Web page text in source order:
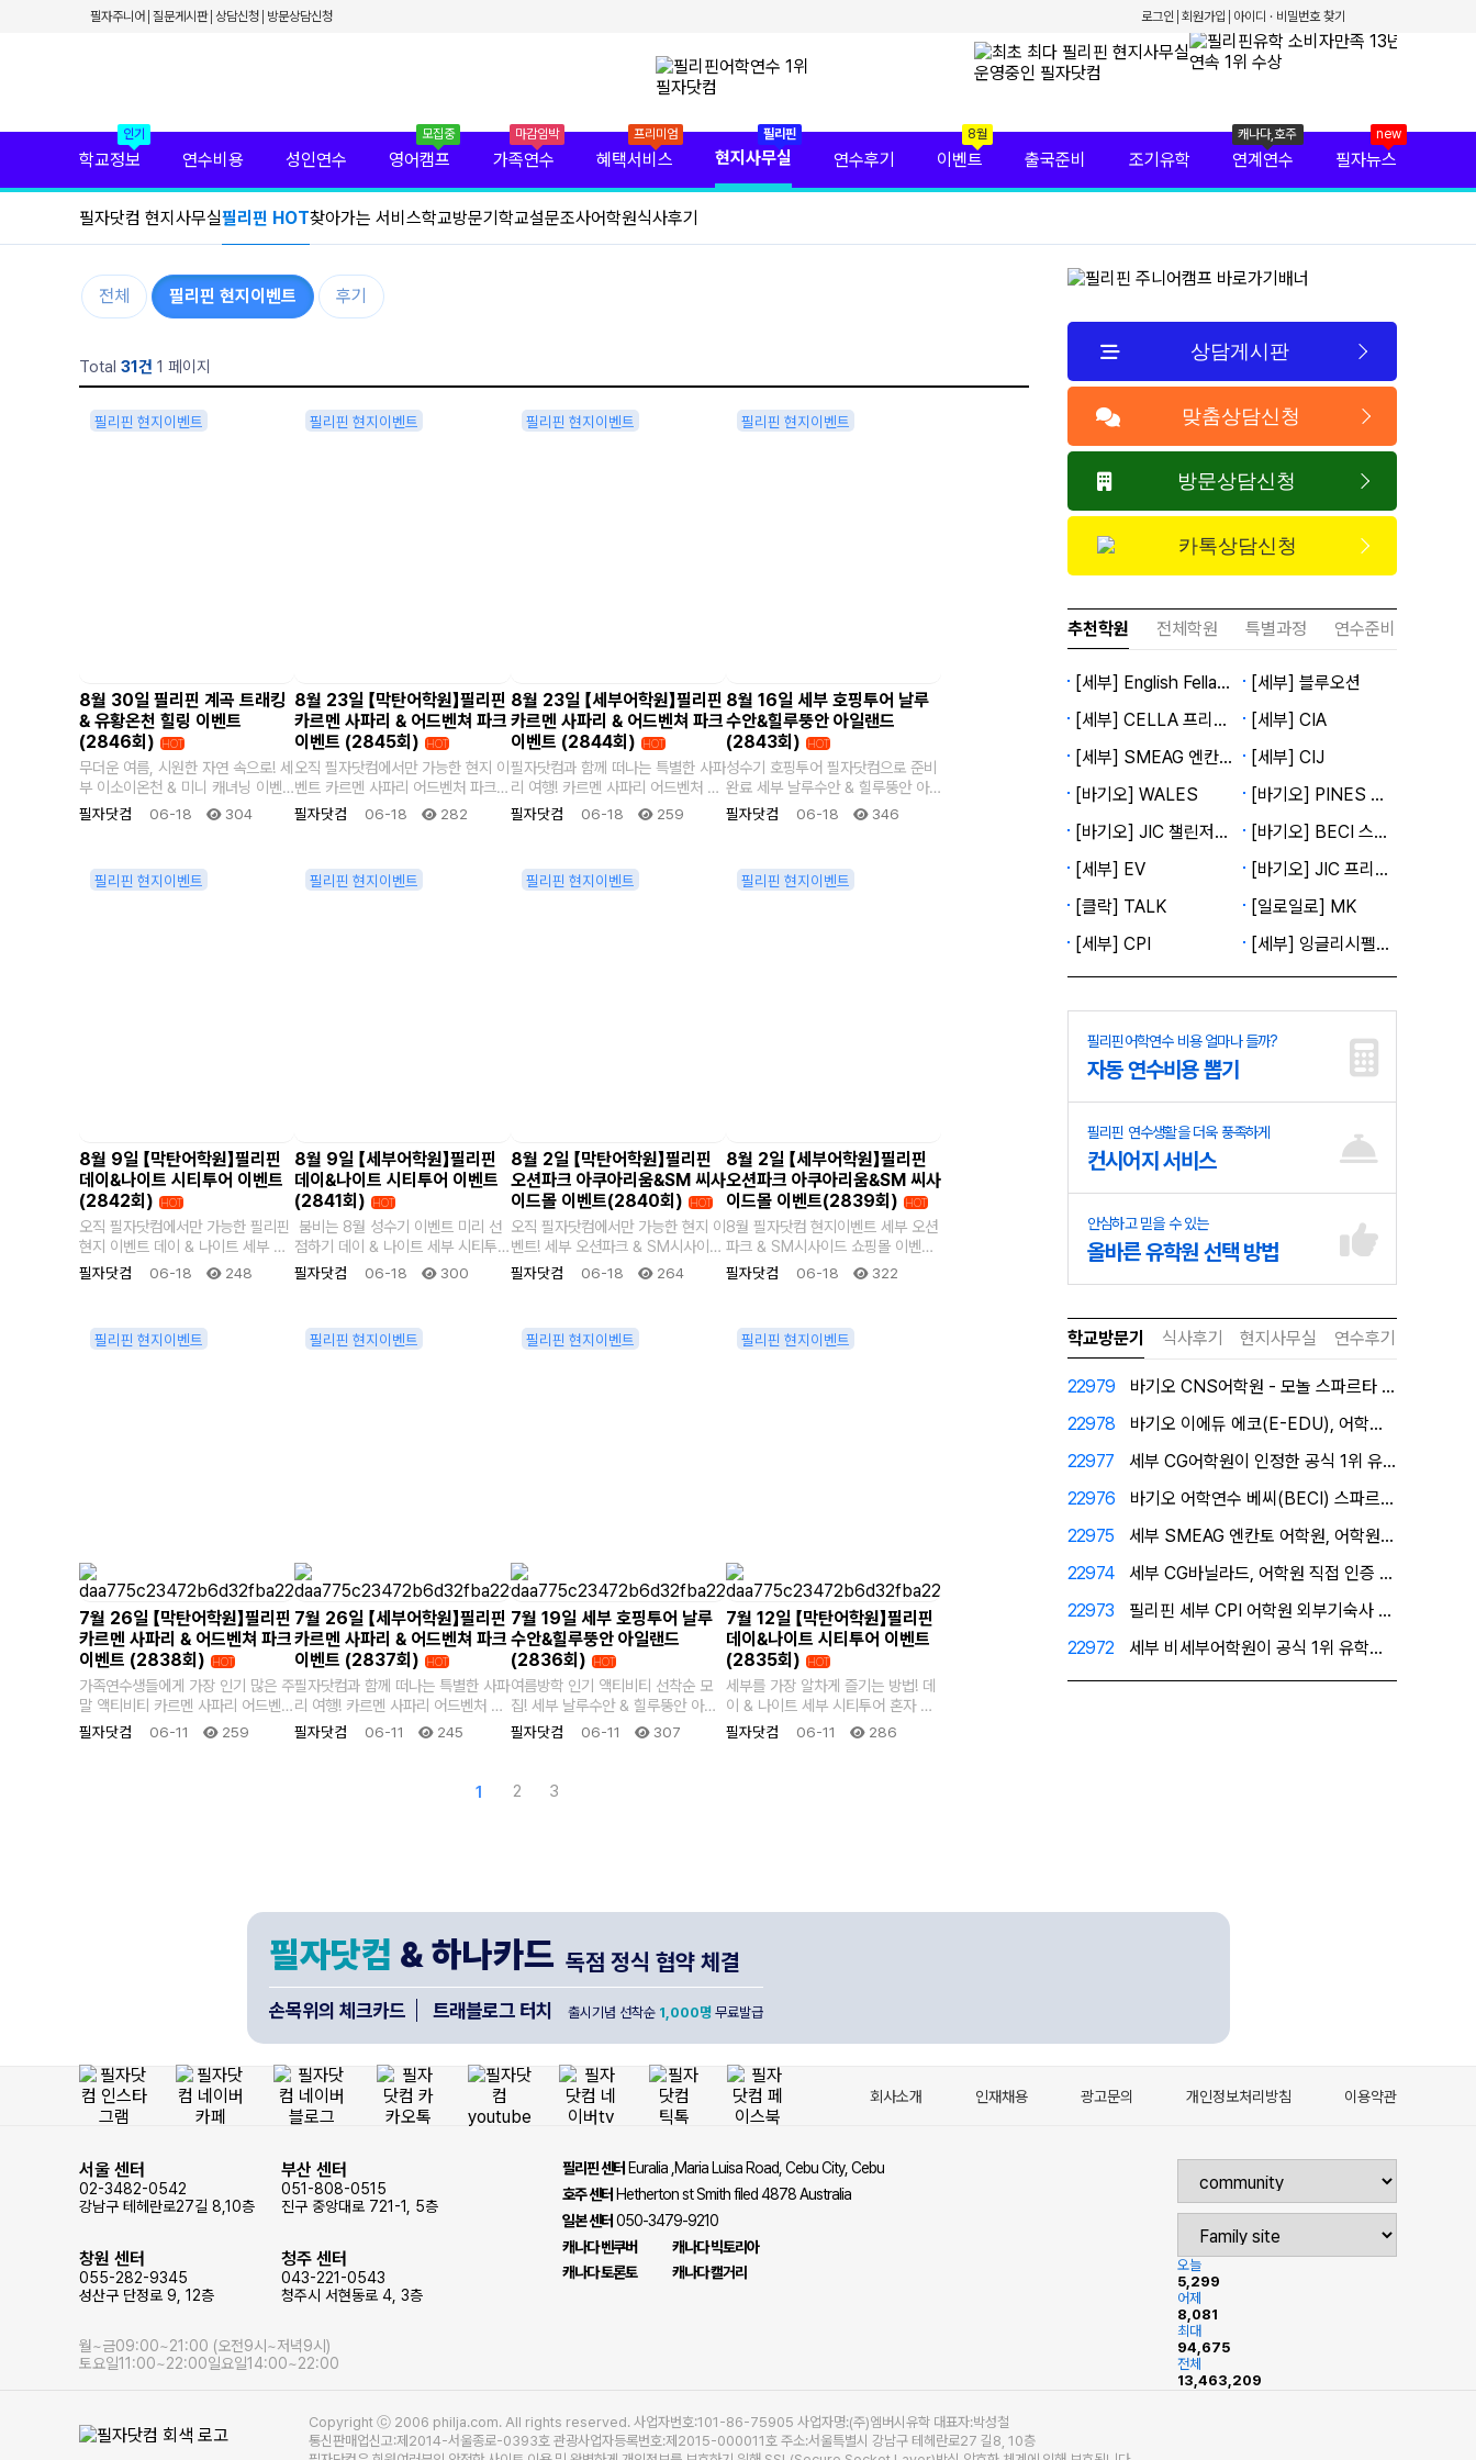
필자주니어 질문게시판 상담신청 방문상담신청 로그인 회원가입 아이디 · 비밀번호 찾기
필자닷컴 프리미엄 서비스
필자닷컴 현지 사무실
필자닷컴 이벤트
필리핀 출국준비
필리핀 조기유학
인기
학교정보 연수비용 성인연수
모집중
영어캠프
마감임박
가족연수
프리미엄
혜택서비스
필리핀
현지사무실 연수후기
8월
이벤트 출국준비 조기유학
캐나다,호주
연계연수
new
필자뉴스
필자닷컴 현지사무실필리핀 HOT찾아가는 서비스학교방문기학교설문조사어학원식사후기
전체 필리핀 현지이벤트 후기
Total 31건 1 페이지
필리핀 현지이벤트
8월 30일 필리핀 계곡 트래킹
& 유황온천 힐링 이벤트
(2846회)
HOT
무더운 여름, 시원한 자연 속으로! 세
부 이소이온천 & 미니 캐녀닝 이벤
트 세부 이소이 온천에서 즐기는 인
기..
필자닷컴 06-18 304
필리핀 현지이벤트
8월 23일 【막탄어학원】필리핀
카르멘 사파리 & 어드벤쳐 파크
이벤트 (2845회)
HOT
오직 필자닷컴에서만 가능한 현지 이
벤트 카르멘 사파리 어드벤처 파크
투어 기린, 얼룩말, 사자 등 다양한
동식물과 ..
필자닷컴 06-18 282
필리핀 현지이벤트
8월 23일 【세부어학원】필리핀
카르멘 사파리 & 어드벤쳐 파크
이벤트 (2844회) HOT
필자닷컴과 함께 떠나는 특별한 사파
리 여행! 카르멘 사파리 어드벤처 파
크 투어 세부에서 가장 유명한 동물
원 중 하나..
필자닷컴 06-18 259
필리핀 현지이벤트
8월 16일 세부 호핑투어 날루
수안&힐루뚱안 아일랜드
(2843회) HOT
성수기 호핑투어 필자닷컴으로 준비
완료 세부 날루수안 & 힐루뚱안 아
일랜드 호핑투어 필리핀 어학연수 중
꼭 한..
필자닷컴 06-18 346
필리핀 현지이벤트
8월 9일 【막탄어학원】필리핀
데이&나이트 시티투어 이벤트
(2842회)
HOT
오직 필자닷컴에서만 가능한 필리핀
현지 이벤트 데이 & 나이트 세부 시
티투어 유명 관광지, 맛집 거리, 전
망..
필자닷컴 06-18 248
필리핀 현지이벤트
8월 9일 【세부어학원】필리핀
데이&나이트 시티투어 이벤트
(2841회)
HOT
붐비는 8월 성수기 이벤트 미리 선
점하기 데이 & 나이트 세부 시티투
어 세부 역사투어와 ..
필자닷컴 06-18 300
필리핀 현지이벤트
8월 2일 【막탄어학원】필리핀
오션파크 아쿠아리움&SM 씨사
이드몰 이벤트(2840회) HOT
오직 필자닷컴에서만 가능한 현지 이
벤트! 세부 오션파크 & SM시사이드
쇼핑몰 이벤트 느긋한 세부 휴식을..
필자닷컴 06-18 264
필리핀 현지이벤트
8월 2일 【세부어학원】필리핀
오션파크 아쿠아리움&SM 씨사
이드몰 이벤트(2839회) HOT
8월 필자닷컴 현지이벤트 세부 오션
파크 & SM시사이드 쇼핑몰 이벤트
세부 오션파크에서 다양한 해양생물
을 만..
필자닷컴 06-18 322
필리핀 현지이벤트
7월 26일 【막탄어학원】필리핀
카르멘 사파리 & 어드벤쳐 파크
이벤트 (2838회)
HOT
가족연수생들에게 가장 인기 많은 주
말 액티비티 카르멘 사파리 어드벤처
파크 투어 세부 가족연수 중 꼭 가봐
야 할 명..
필자닷컴 06-11 259
필리핀 현지이벤트
7월 26일 【세부어학원】필리핀
카르멘 사파리 & 어드벤쳐 파크
이벤트 (2837회)
HOT
필자닷컴과 함께 떠나는 특별한 사파
리 여행! 카르멘 사파리 어드벤처 파
크 투어 필리핀 최대 규모의 카르멘
사파리에서..
필자닷컴 06-11 245
필리핀 현지이벤트
7월 19일 세부 호핑투어 날루
수안&힐루뚱안 아일랜드
(2836회) HOT
여름방학 인기 액티비티 선착순 모
집! 세부 날루수안 & 힐루뚱안 아일
랜드 호핑투어 세부 어학연수 중 가
장 인..
필자닷컴 06-11 307
필리핀 현지이벤트
7월 12일 【막탄어학원】필리핀
데이&나이트 시티투어 이벤트
(2835회) HOT
세부를 가장 알차게 즐기는 방법! 데
이 & 나이트 세부 시티투어 혼자 가
기 어려운 필리핀 세부 관광지와 전
망..
필자닷컴 06-11 286
1 2 3
상담게시판
맞춤상담신청
방문상담신청
카톡상담신청
추천학원 전체학원 특별과정 연수준비
[세부] English Fella 2캠퍼스
[세부] 블루오션
[세부] CELLA 프리미엄캠퍼스
[세부] CIA
[세부] SMEAG 엔칸토캠퍼스
[세부] CIJ
[바기오] WALES
[바기오] PINES 메인캠퍼스
[바기오] JIC 챌린저캠퍼스
[바기오] BECI 스파르타캠퍼스
[세부] EV
[바기오] JIC 프리미엄캠퍼스
[클락] TALK
[일로일로] MK
[세부] CPI
[세부] 잉글리시펠라 1캠퍼스
필리핀어학연수 비용 얼마나 들까?
자동 연수비용 뽑기
필리핀 연수생활을 더욱 풍족하게
컨시어지 서비스
안심하고 믿을 수 있는
올바른 유학원 선택 방법
학교방문기 식사후기 현지사무실 연수후기
22979
바기오 CNS어학원 - 모놀 스파르타 캠퍼스로 탈바꿈!
22978
바기오 이에듀 에코(E-EDU), 어학원이 직접 인증한…
22977
세부 CG어학원이 인정한 공식 1위 유학원 필자닷컴에서…
22976
바기오 어학연수 베씨(BECI) 스파르타 공식 1위유학…
22975
세부 SMEAG 엔칸토 어학원, 어학원이 직접 인증한 …
22974
세부 CG바닐라드, 어학원 직접 인증 공식 1위 유학원…
22973
필리핀 세부 CPI 어학원 외부기숙사 - 프리미엄 레지…
22972
세부 비세부어학원이 공식 1위 유학원으로 인정한 필자닷…
필자닷컴 & 하나카드 독점 정식 협약 체결
손목위의 체크카드 트래블로그 터치 출시기념 선착순 1,000명무료발급
회사소개 인재채용 광고문의 개인정보처리방침 이용약관
서울 센터
02-3482-0542
강남구 테헤란로27길 8,10층
부산 센터
051-808-0515
진구 중앙대로 721-1, 5층
창원 센터
055-282-9345
성산구 단정로 9, 12층
청주 센터
043-221-0543
청주시 서현동로 4, 3층
월~금09:00~21:00 (오전9시~저녁9시)
토요일11:00~22:00일요일14:00~22:00
필리핀 센터 Euralia ,Maria Luisa Road, Cebu City, Cebu
호주 센터 Hetherton st Smith filed 4878 Australia
일본 센터 050-3479-9210
캐나다 벤쿠버
캐나다 빅토리아
캐나다 토론토
캐나다 캘거리 접속자집계
오늘
5,299
어제
8,081
최대
94,675
전체
13,463,209
사이트 정보
Copyright ⓒ 2006 philja.com. All rights reserved. 사업자번호:101-86-75905 사업자명:(주)엠버시유학 대표자:박성철
통신판매업신고:제2014-서울종로-0393호 관광사업자등록번호:제2015-000011호 주소:서울특별시 강남구 테헤란로27 길8, 10층